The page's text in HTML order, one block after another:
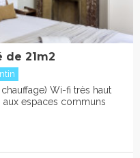
21m2
Wi-fi très haut
aux espaces communs